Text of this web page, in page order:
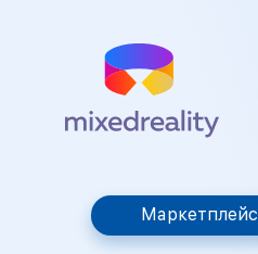
Маркетплейс